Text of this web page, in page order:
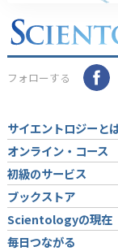
フォローする
サイエントロジーと
オンライン・コース
初級のサービス
ブックストア
Scientologyの現在
毎日つながる